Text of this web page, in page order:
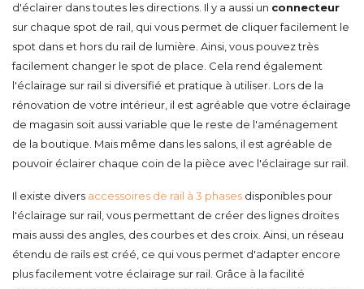
d'éclairer dans toutes les directions. Il y a aussi un connecteur
sur chaque spot de rail, qui vous permet de cliquer facilement le
spot dans et hors du rail de lumière. Ainsi, vous pouvez très
facilement changer le spot de place. Cela rend également
l'éclairage sur rail si diversifié et pratique à utiliser. Lors de la
rénovation de votre intérieur, il est agréable que votre éclairage
de magasin soit aussi variable que le reste de l'aménagement
de la boutique. Mais même dans les salons, il est agréable de
pouvoir éclairer chaque coin de la pièce avec l'éclairage sur rail.
Il existe divers accessoires de rail à 3 phases disponibles pour
l'éclairage sur rail, vous permettant de créer des lignes droites
mais aussi des angles, des courbes et des croix. Ainsi, un réseau
étendu de rails est créé, ce qui vous permet d'adapter encore
plus facilement votre éclairage sur rail. Grâce à la facilité